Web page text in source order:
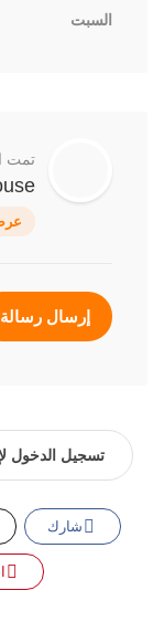
السبت
تمت
إرسال رسالة
تسجيل الدخول
شارك